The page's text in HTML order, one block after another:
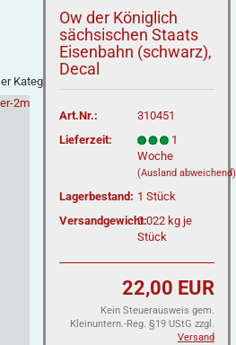
Kategorie
Ow der Königlich
sächsischen Staats
Eisenbahn (schwarz),
Decal
Art.Nr.:
310451
Lieferzeit:
1
Woche
(Ausland abweichend)
Lagerbestand: 1Stück
Versandgewicht:0.022 kg je
Stück
22,00 EUR
Kein Steuerausweis gem.
Kleinuntern.-Reg. §19 UStG zzgl.
Versand